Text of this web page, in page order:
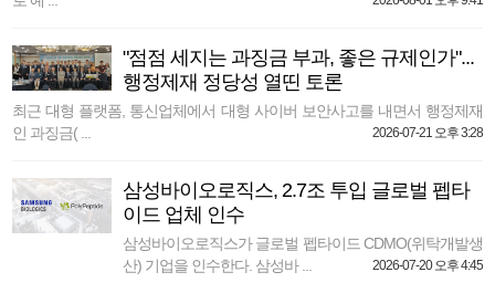
"점점 세지는 과징금 부과, 좋은 규제인가"...
행정제재 정당성 열띤 토론
최근 대형 플랫폼, 통신업체에서 대형 사이버 보안사고를 내면서 행정제재
인 과징금( ...
2026-07-21 오후 3:28
삼성바이오로직스, 2.7조 투입 글로벌 펩타
이드 업체 인수
삼성바이오로직스가 글로벌 펩타이드 CDMO(위탁개발생
산) 기업을 인수한다. 삼성바 ...
2026-07-20 오후 4:45